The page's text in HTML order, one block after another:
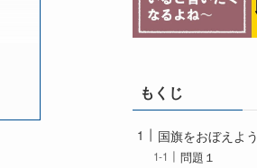
もくじ
国旗をおぼえよう
問題１